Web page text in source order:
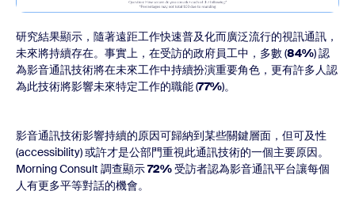
研究結果顯示，隨著遠距工作快速普及化而廣泛流行的視訊通訊，
未來將持續存在。事實上，在受訪的政府員工中，多數 (84%) 認
為影音通訊技術將在未來工作中持續扮演重要角色，更有許多人認
為此技術將影響未來特定工作的職能 (77%)。
影音通訊技術影響持續的原因可歸納到某些關鍵層面，但可及性
(accessibility) 或許才是公部門重視此通訊技術的一個主要原因。
Morning Consult 調查顯示72%受訪者認為影音通訊平台讓每個
人有更多平等對話的機會。